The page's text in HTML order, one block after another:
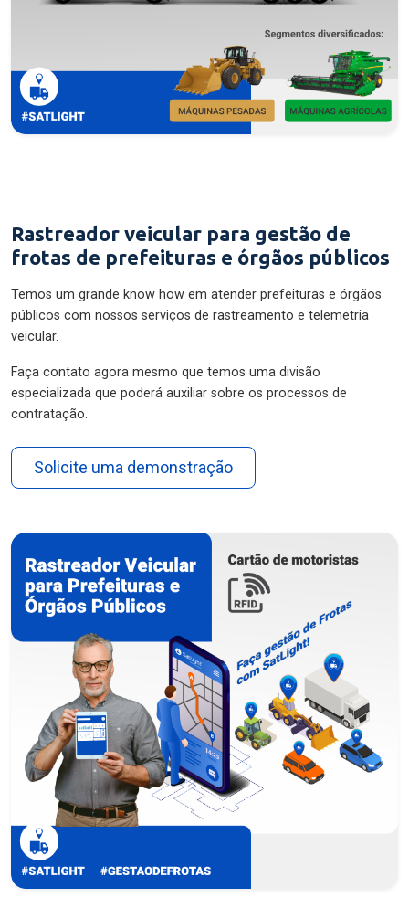
Rastreador veicular para gestão de
frotas de prefeituras e órgãos públicos
Temos um grande know how em atender prefeituras e órgãos
públicos com nossos serviços de rastreamento e telemetria
veicular.
Faça contato agora mesmo que temos uma divisão
especializada que poderá auxiliar sobre os processos de
contratação.
Solicite uma demonstração